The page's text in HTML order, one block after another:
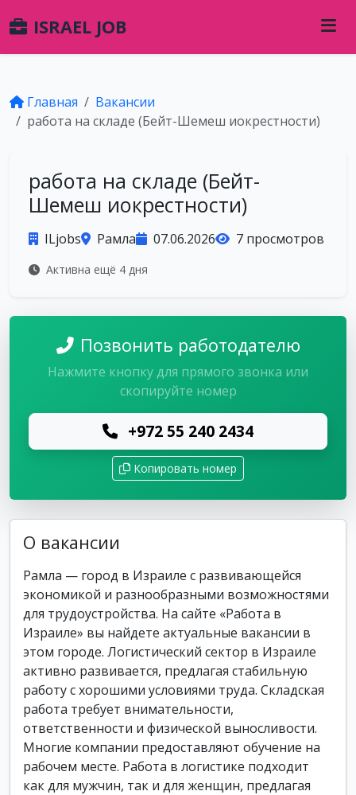
ISRAEL JOB
Главная
Вакансии
работа на складе (Бейт-Шемеш иокрестности)
работа на складе (Бейт-
Шемеш иокрестности)
ILjobs Рамла 07.06.2026 7 просмотров
Активна ещё 4 дня
Позвонить работодателю
Нажмите кнопку для прямого звонка или
скопируйте номер
+972 55 240 2434
Копировать номер
О вакансии
Рамла — город в Израиле с развивающейся
экономикой и разнообразными возможностями
для трудоустройства. На сайте «Работа в
Израиле» вы найдете актуальные вакансии в
этом городе. Логистический сектор в Израиле
активно развивается, предлагая стабильную
работу с хорошими условиями труда. Складская
работа требует внимательности,
ответственности и физической выносливости.
Многие компании предоставляют обучение на
рабочем месте. Работа в логистике подходит
как для мужчин, так и для женщин, предлагая